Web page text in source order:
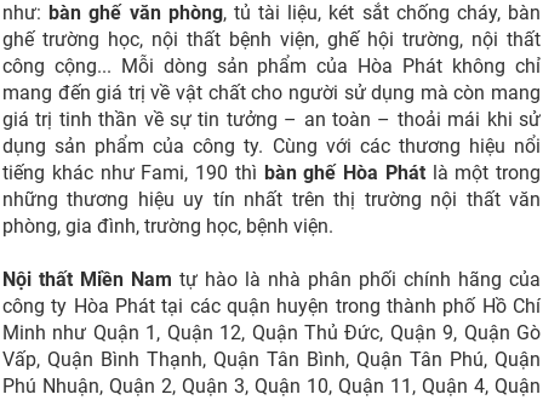
như: bàn ghế văn phòng, tủ tài liệu, két sắt chống cháy, bàn
ghế trường học, nội thất bệnh viện, ghế hội trường, nội thất
công cộng... Mỗi dòng sản phẩm của Hòa Phát không chỉ
mang đến giá trị về vật chất cho người sử dụng mà còn mang
giá trị tinh thần về sự tin tưởng – an toàn – thoải mái khi sử
dụng sản phẩm của công ty. Cùng với các thương hiệu nổi
tiếng khác như Fami, 190 thì bàn ghế Hòa Phátlà một trong
những thương hiệu uy tín nhất trên thị trường nội thất văn
phòng, gia đình, trường học, bệnh viện.
Nội thất Miền Nam tự hào là nhà phân phối chính hãng của
công ty Hòa Phát tại các quận huyện trong thành phố Hồ Chí
Minh như Quận 1, Quận 12, Quận Thủ Đức, Quận 9, Quận Gò
Vấp, Quận Bình Thạnh, Quận Tân Bình, Quận Tân Phú, Quận
Phú Nhuận, Quận 2, Quận 3, Quận 10, Quận 11, Quận 4, Quận